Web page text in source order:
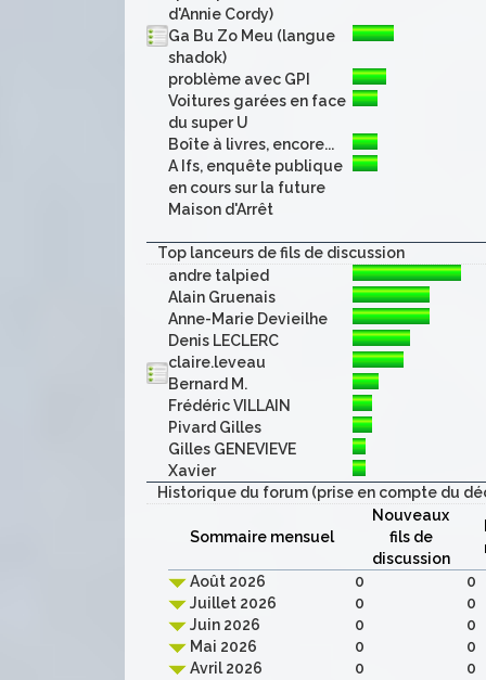
d'Annie Cordy)
Ga Bu Zo Meu (langue
shadok)
problème avec GPI
Voitures garées en face
du super U
Boîte à livres, encore...
A Ifs, enquête publique
en cours sur la future
Maison d'Arrêt
Top lanceurs de fils de discussion
andre talpied
Alain Gruenais
Anne-Marie Devieilhe
Denis LECLERC
claire.leveau
Bernard M.
Frédéric VILLAIN
Pivard Gilles
Gilles GENEVIEVE
Xavier
Historique du forum (prise en compte du
Sommaire mensuel
Nouveaux
fils de
discussion
Août 2026
0
0
Juillet 2026
0
0
Juin 2026
0
0
Mai 2026
0
0
Avril 2026
0
0